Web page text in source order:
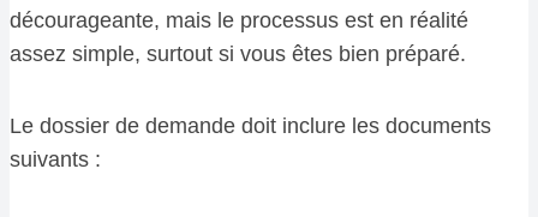
décourageante, mais le processus est en réalité
assez simple, surtout si vous êtes bien préparé.
Le dossier de demande doit inclure les documents
suivants :